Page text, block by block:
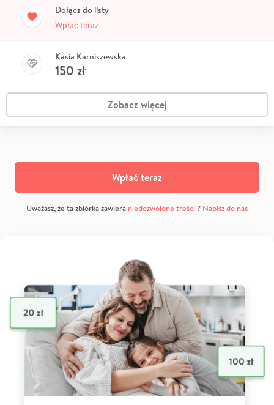
Dołącz do listy
Wpłać teraz
Kasia Karniszewska
150 zł
Zobacz więcej
Wpłać teraz
Uważasz, że ta zbiórka zawiera niedozwolone treści? Napisz do nas